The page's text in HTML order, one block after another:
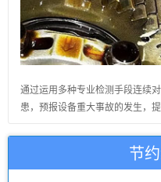
通过运用多种专业检测手段连续
患，预报设备重大事故的发生，提
节